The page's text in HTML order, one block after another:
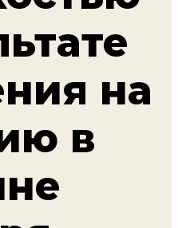
на
в